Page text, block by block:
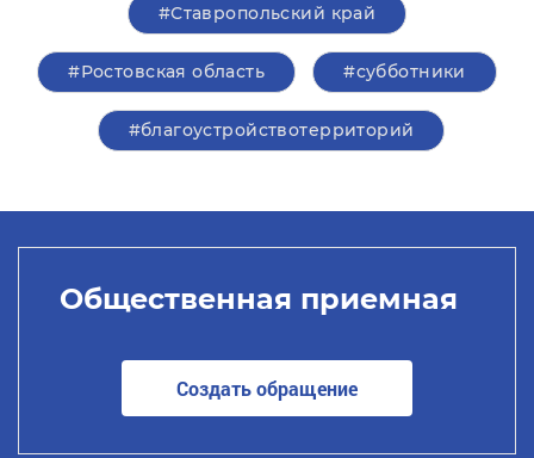
#Ставропольский край
#Ростовская область #субботники
#благоустройствотерриторий
Общественная приемная
Создать обращение